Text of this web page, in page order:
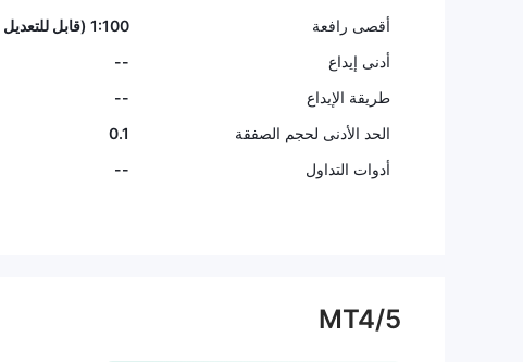
أقصى رافعة
1:100 (قابل للتعديل بناءً على الامتثال)
أدنى إيداع
--
طريقة الإيداع
--
الحد الأدنى لحجم الصفقة
0.1
أدوات التداول
--
MT4/5